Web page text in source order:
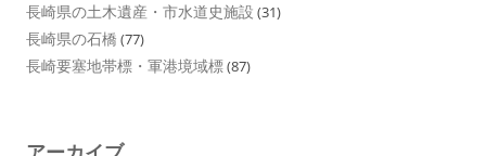
長崎県の土木遺産・市水道史施設 (31)
長崎県の石橋 (77)
長崎要塞地帯標・軍港境域標(87)